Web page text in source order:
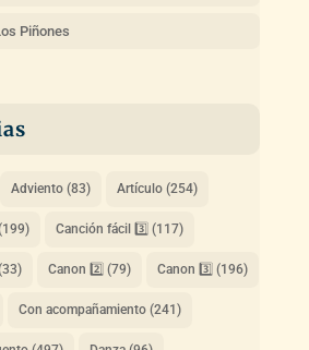
Piñones
Adviento(83) Artículo(254)
Canción fácil 3️⃣ (117)
Canon 2️⃣ (79) Canon 3️⃣ (196)
Con acompañamiento(241)